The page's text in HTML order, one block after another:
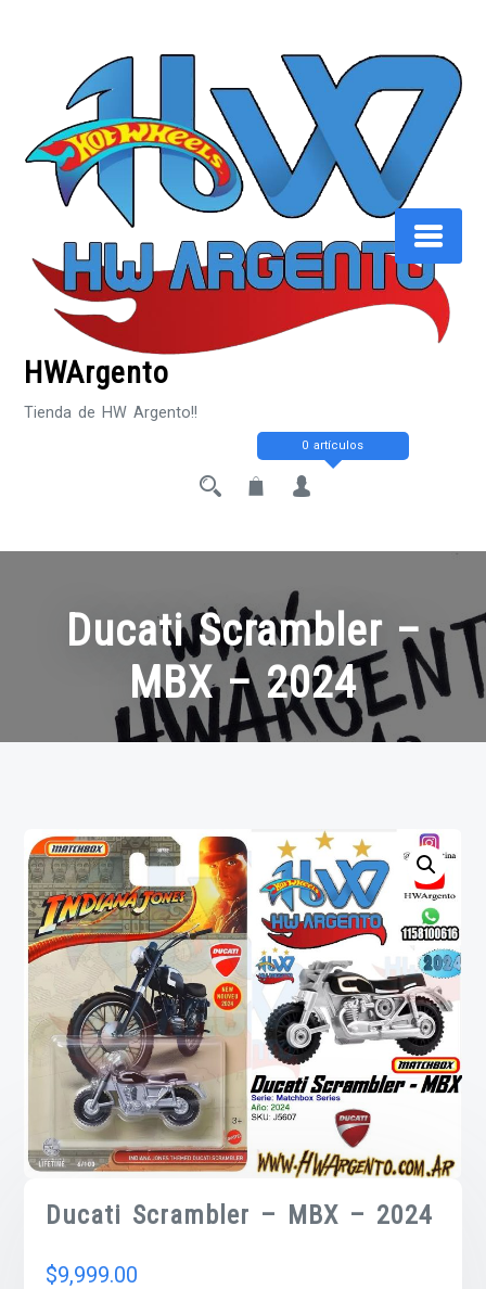
HWArgento
Tienda de HW Argento!!
0 artículos
Ducati Scrambler –
MBX – 2024
Ducati Scrambler – MBX – 2024
$9,999.00